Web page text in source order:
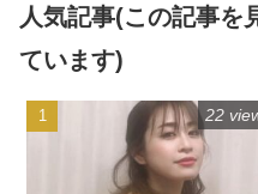
人気記事(この記事を
ています)
22